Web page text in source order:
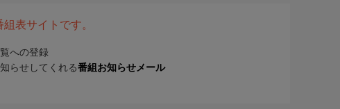
表サイトです。
への登録
らせしてくれる番組お知らせメール